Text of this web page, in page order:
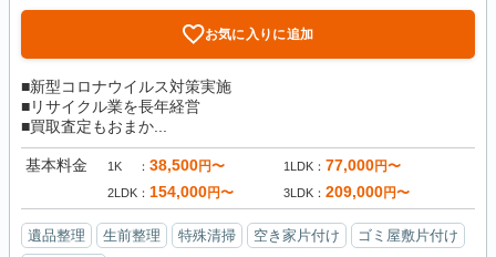
お気に入りに追加
■新型コロナウイルス対策実施
■リサイクル業を長年経営
■買取査定もおまか...
基本料金 1K 38,500円〜 1LDK 77,000円〜
2LDK 154,000円〜 3LDK 209,000円〜
遺品整理 生前整理 特殊清掃 空き家片付け
ゴミ屋敷片付け